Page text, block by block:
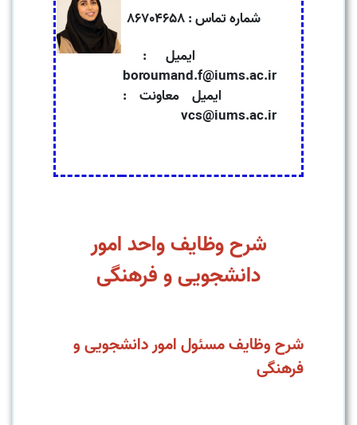
شماره تماس : 86704658
ایمیل :
boroumand.f@iums.ac.ir
ایمیل معاونت :
vcs@iums.ac.ir
شرح وظایف واحد امور
دانشجویی و فرهنگی
شرح وظایف مسئول امور دانشجویی و
فرهنگی